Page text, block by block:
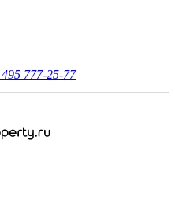
777-25-77